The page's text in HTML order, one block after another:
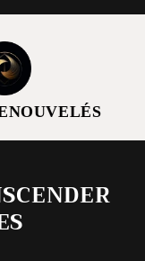
(et
10 % de
— et
nouvelles et